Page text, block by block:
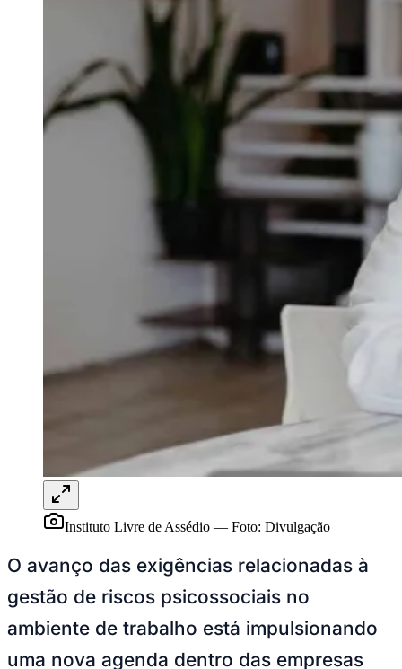
Juventude
Instituto Livre de Assédio
O avanço das exigências relacionadas à
gestão de riscos psicossociais no
ambiente de trabalho está impulsionando
uma nova agenda dentro das empresas
brasileiras. Temas como assédio moral,